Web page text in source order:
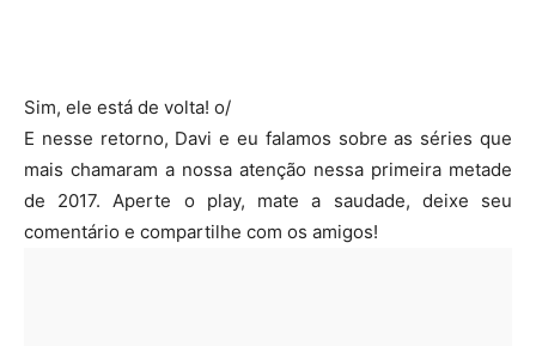
Sim, ele está de volta! o/
E nesse retorno, Davi e eu falamos sobre as séries que
mais chamaram a nossa atenção nessa primeira metade
de 2017. Aperte o play, mate a saudade, deixe seu
comentário e compartilhe com os amigos!